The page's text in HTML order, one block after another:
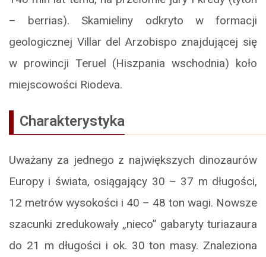
– berrias). Skamieliny odkryto w formacji
geologicznej Villar del Arzobispo znajdującej się
w prowincji Teruel (Hiszpania wschodnia) koło
miejscowości Riodeva.
Charakterystyka
Uważany za jednego z największych dinozaurów
Europy i świata, osiągający 30 – 37 m długości,
12 metrów wysokości i 40 – 48 ton wagi. Nowsze
szacunki zredukowały „nieco” gabaryty turiazaura
do 21 m długości i ok. 30 ton masy. Znaleziona